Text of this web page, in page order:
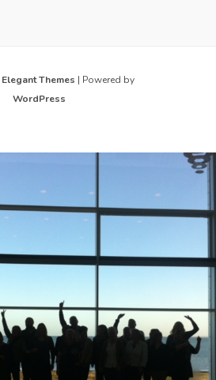
Elegant Themes | Powered by
WordPress